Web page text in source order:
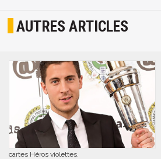
AUTRES ARTICLES
cartes Héros violettes.